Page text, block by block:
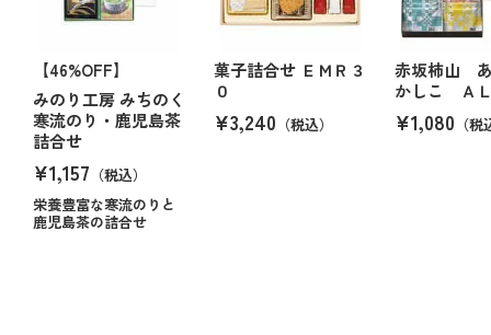
【46%OFF】
みのり工房 みちのく
寒流のり・鹿児島茶
詰合せ
¥1,157 （税込）
栄養豊富な寒流のりと
鹿児島茶の詰合せ
菓子詰合せ ＥＭＲ３
０
¥3,240 （税込）
赤坂柿山
かしこ Ａ
¥1,080 （